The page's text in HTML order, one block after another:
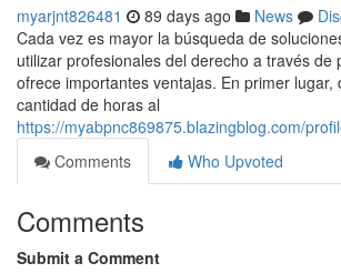
myarjnt826481 89 days ago News
Cada vez es mayor la búsqueda de
utilizar profesionales del derecho a través de
ofrece importantes ventajas. En primer lugar,
cantidad de horas al
https://myabpnc869875.blazingblog.com/
Comments
Who Upvoted
Comments
Submit a Comment